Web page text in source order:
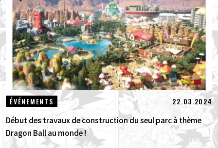
30.07.2026
DRAGON BALL: Sparking! ZERO : Le
nouveau DLC NEO, véritable concent...
30.07.2026
[Interview avec Hironobu Kageyama !] La
Thème principal de DRAGON BALL: S...
29.07.2026
[#101] Toyotarou a essayé de dessiner : Un
certain personnage qui a combattu le G...
ÉVÉNEMENTS 22.03.2024
Début des travaux de construction du seul parc à thème
Dragon Ball au monde !